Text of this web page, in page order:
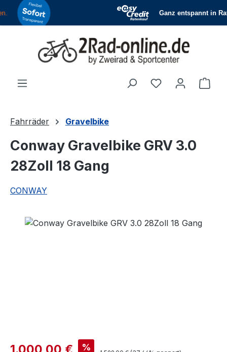
Zum Hauptinhalt springen
Du hast 0
Fahrräder Gravelbike
Conway Gravelbike GRV 3.0
28Zoll 18 Gang
CONWAY
Bildergalerie überspringen
Verkaufspreis: %